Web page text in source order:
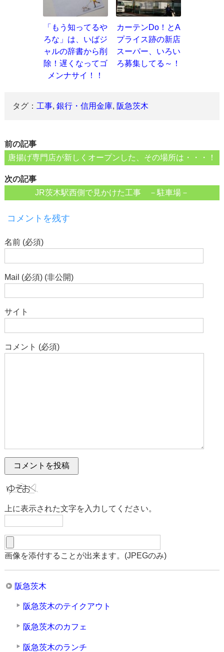
「もう知ってるや
ろな」は、いばジ
ャルの辞書から削
除！遅くなってゴ
メンナサイ！！
カーテンDo！とA
プライス跡の新店
スーパー、いろい
ろ募集してる～！
タグ： 工事,銀行・信用金庫, 阪急茨木
前の記事
唐揚げ専門店が新しくオープンした、その場所は・・・！
次の記事
JR茨木駅西側で見かけた工事 －駐車場－
コメントを残す
名前 (必須)
Mail (必須) (非公開)
サイト
コメント (必須)
上に表示された文字を入力してください。
画像を添付することが出来ます。(JPEGのみ)
阪急茨木
阪急茨木のテイクアウト
阪急茨木のカフェ
阪急茨木のランチ